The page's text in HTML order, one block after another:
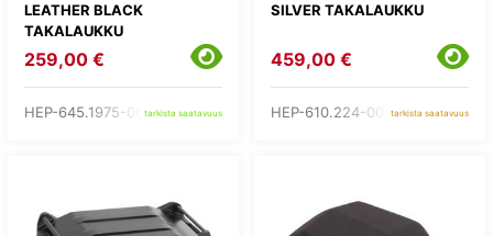
LEATHER BLACK
TAKALAUKKU
259,00 €
HEP-645.1975-00-01-Rtarkista saatavuus
SILVER TAKALAUKKU
459,00 €
HEP-610.224-00-09tarkista saatavuus